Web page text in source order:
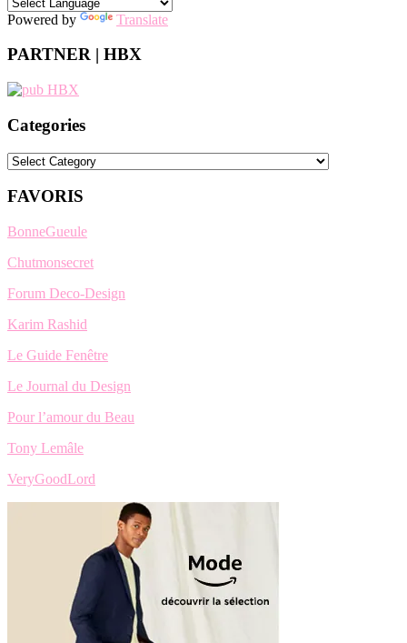
Powered by Translate
PARTNER | HBX
Categories
Categories
FAVORIS
BonneGueule
Chutmonsecret
Forum Deco-Design
Karim Rashid
Le Guide Fenêtre
Le Journal du Design
Pour l’amour du Beau
Tony Lemâle
VeryGoodLord